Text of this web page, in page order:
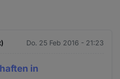
Do. 25 Feb 2016 - 21:23
in